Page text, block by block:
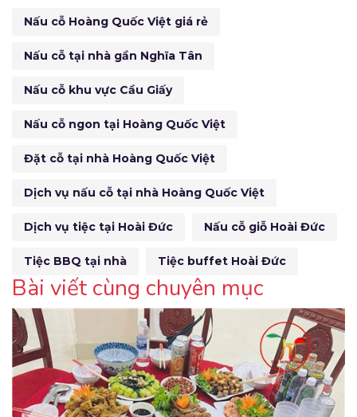
Nấu cỗ Hoàng Quốc Việt giá rẻ
Nấu cỗ tại nhà gần Nghĩa Tân
Nấu cỗ khu vực Cầu Giấy
Nấu cỗ ngon tại Hoàng Quốc Việt
Đặt cỗ tại nhà Hoàng Quốc Việt
Dịch vụ nấu cỗ tại nhà Hoàng Quốc Việt
Dịch vụ tiệc tại Hoài Đức Nấu cỗ giỗ Hoài Đức
Tiệc BBQ tại nhà Tiệc buffet Hoài Đức
Bài viết cùng chuyên mục